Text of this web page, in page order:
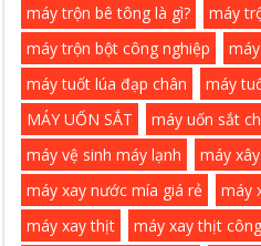
máy trộn bê tông là gì?
máy
máy trộn bột công nghiệp
máy tuốt lúa đạp chân
máy
MÁY UỐN SẮT
máy uốn sắt
máy vệ sinh máy lạnh
máy
máy xay nước mía giá rẻ
máy
máy xay thịt
máy xay thịt